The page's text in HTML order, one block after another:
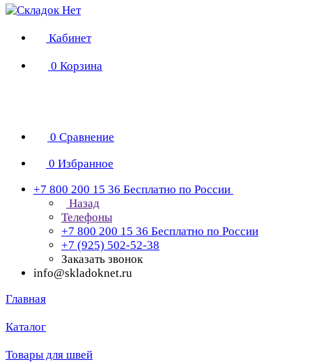
Кабинет
0 Корзина
0 Сравнение
0 Избранное
+7 800 200 15 36 Бесплатно по России
Назад
Телефоны
+7 800 200 15 36 Бесплатно по России
+7 (925) 502-52-38
Заказать звонок
info@skladoknet.ru
Главная
Каталог
Товары для швей